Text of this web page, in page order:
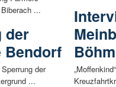
...
der
Bendorf
der
...
Böhm